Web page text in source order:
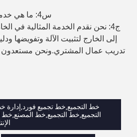
س4: ما هي خدمة عملائكم في الخارج؟
ج4: نحن نقدم الخدمة المثالية في
إلى الخارج لتثبيت الآلة وتفويضها
تدريب عمال المشتري.ونحن مستعدون
خط التجميع,خط تجميع فورد,إدارة
التجميع,خط التجميع,خط المصنع,خط